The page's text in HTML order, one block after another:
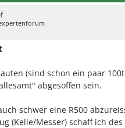
(sind schon ein paar
abgesoffen sein.
schwer eine R500
(Kelle/Messer) schaff ich